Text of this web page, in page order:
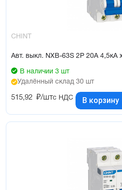
CHINT
Авт. выкл. NXB-63S 2P 20А 4,5кА
В наличии 3 шт
Удалённый склад 30 шт
515,92 ₽/штс НДС В корзину